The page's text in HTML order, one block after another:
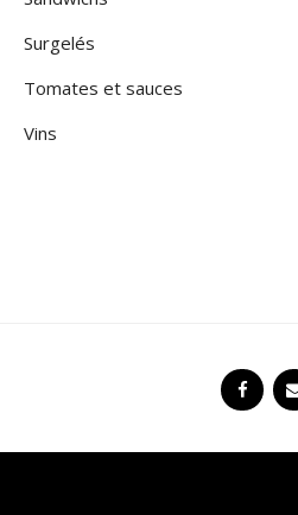
Surgelés
Tomates et sauces
Vins